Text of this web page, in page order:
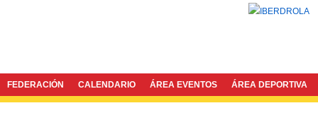
FEDERACIÓN CALENDARIO ÁREA EVENTOS ÁREA DEPORTIVA